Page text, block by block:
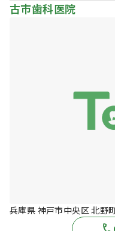
古市歯科医院
兵庫県 神戸市中央区 北野